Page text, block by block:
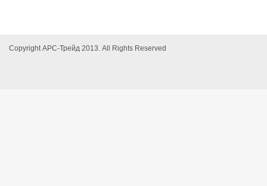
Copyright АРС-Трейд 2013. All Rights Reserved